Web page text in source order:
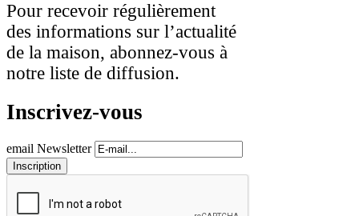
Pour recevoir régulièrement
des informations sur l’actualité
de la maison, abonnez-vous à
notre liste de diffusion.
Inscrivez-vous
email Newsletter